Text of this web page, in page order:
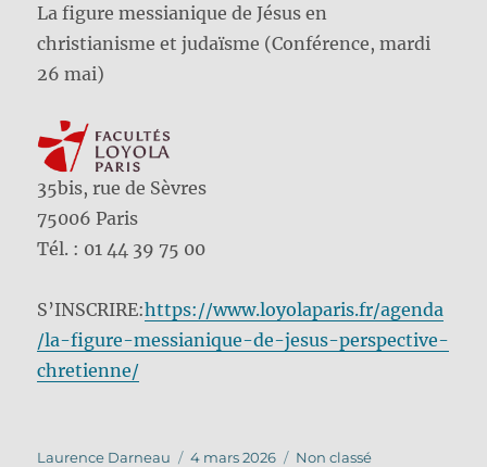
La figure messianique de Jésus en
christianisme et judaïsme (Conférence, mardi
26 mai)
35bis, rue de Sèvres
75006 Paris
Tél. : 01 44 39 75 00
S’INSCRIRE:https://www.loyolaparis.fr/agenda
/la-figure-messianique-de-jesus-perspective-
chretienne/
Auteur
Laurence Darneau
Publié
4 mars 2026 Catégories
Non classé